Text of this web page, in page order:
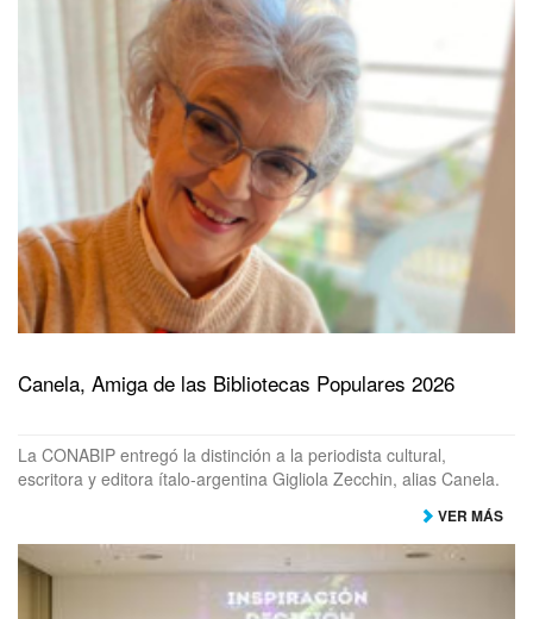
Canela, Amiga de las Bibliotecas Populares 2026
La CONABIP entregó la distinción a la periodista cultural,
escritora y editora ítalo-argentina Gigliola Zecchin, alias Canela.
VER MÁS